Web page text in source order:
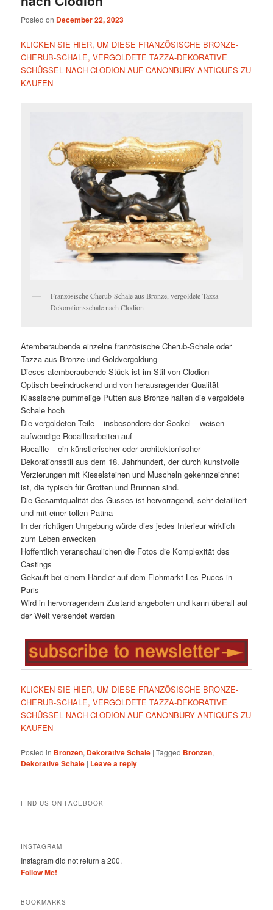
Posted on December 22, 2023
KLICKEN SIE HIER, UM DIESE FRANZÖSISCHE BRONZE-
CHERUB-SCHALE, VERGOLDETE TAZZA-DEKORATIVE
SCHÜSSEL NACH CLODION AUF CANONBURY ANTIQUES ZU
KAUFEN
Französische Cherub-Schale aus Bronze, vergoldete Tazza-
Dekorationsschale nach Clodion
Atemberaubende einzelne französische Cherub-Schale oder
Tazza aus Bronze und Goldvergoldung
Dieses atemberaubende Stück ist im Stil von Clodion
Optisch beeindruckend und von herausragender Qualität
Klassische pummelige Putten aus Bronze halten die vergoldete
Schale hoch
Die vergoldeten Teile – insbesondere der Sockel – weisen
aufwendige Rocaillearbeiten auf
Rocaille – ein künstlerischer oder architektonischer
Dekorationsstil aus dem 18. Jahrhundert, der durch kunstvolle
Verzierungen mit Kieselsteinen und Muscheln gekennzeichnet
ist, die typisch für Grotten und Brunnen sind.
Die Gesamtqualität des Gusses ist hervorragend, sehr detailliert
und mit einer tollen Patina
In der richtigen Umgebung würde dies jedes Interieur wirklich
zum Leben erwecken
Hoffentlich veranschaulichen die Fotos die Komplexität des
Castings
Gekauft bei einem Händler auf dem Flohmarkt Les Puces in
Paris
Wird in hervorragendem Zustand angeboten und kann überall auf
der Welt versendet werden
KLICKEN SIE HIER, UM DIESE FRANZÖSISCHE BRONZE-
CHERUB-SCHALE, VERGOLDETE TAZZA-DEKORATIVE
SCHÜSSEL NACH CLODION AUF CANONBURY ANTIQUES ZU
KAUFEN
Posted in Bronzen, Dekorative Schale |Tagged Bronzen,
Dekorative Schale | Leave a reply
FIND US ON FACEBOOK
INSTAGRAM
Instagram did not return a 200.
Follow Me!
BOOKMARKS